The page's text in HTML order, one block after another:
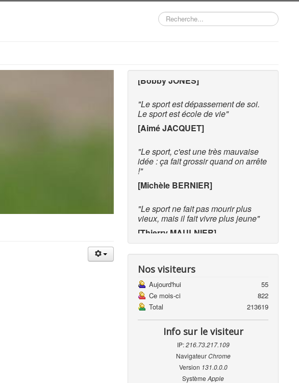
Rechercher
"Le sport est dépassement de soi.
Le sport est école de vie"
[Aimé JACQUET]
"Le sport, c'est une très mauvaise
idée : ça fait grossir quand on arrête
!"
[Michèle BERNIER]
"Le sport ne fait pas mourir plus
vieux, mais il fait vivre plus jeune"
[Thierry MAULNIER]
"L'important, c'est de participer"
[Pierre de COUBERTIN]
"Pour gagner, il faut risquer de
perdre"
[Jean-Claude KiLLY]
"Le golf de compétition se joue
surtout sur un parcours de 25cm,
l'espace entre vos oreilles"
[Bobby JONES]
Nos visiteurs
Aujourd'hui
55
Ce mois-ci
822
Total
213619
Info sur le visiteur
IP:216.73.217.109
NavigateurChrome
Version 131.0.0.0
SystèmeApple